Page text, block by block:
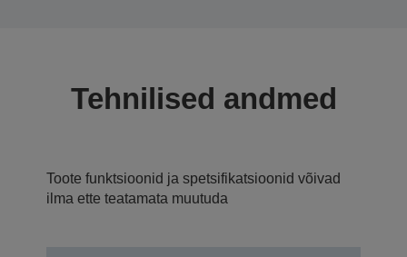
Tehnilised andmed
Toote funktsioonid ja spetsifikatsioonid võivad
ilma ette teatamata muutuda